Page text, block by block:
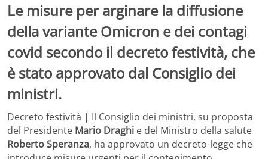
Le misure per arginare la diffusione
della variante Omicron e dei contagi
covid secondo il decreto festività, che
è stato approvato dal Consiglio dei
ministri.
Decreto festività | Il Consiglio dei ministri, su proposta
del Presidente Mario Draghi e del Ministro della salute
Roberto Speranza, ha approvato un decreto-legge che